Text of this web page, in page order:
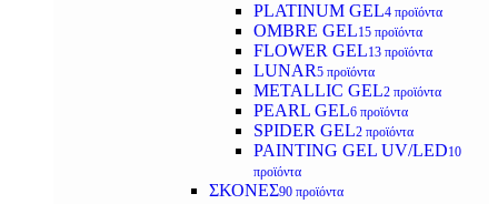
PLATINUM GEL4 προϊόντα
OMBRE GEL15 προϊόντα
FLOWER GEL13 προϊόντα
LUNAR5 προϊόντα
METALLIC GEL2 προϊόντα
PEARL GEL6 προϊόντα
SPIDER GEL2 προϊόντα
PAINTING GEL UV/LED10
προϊόντα
ΣΚΟΝΕΣ90 προϊόντα